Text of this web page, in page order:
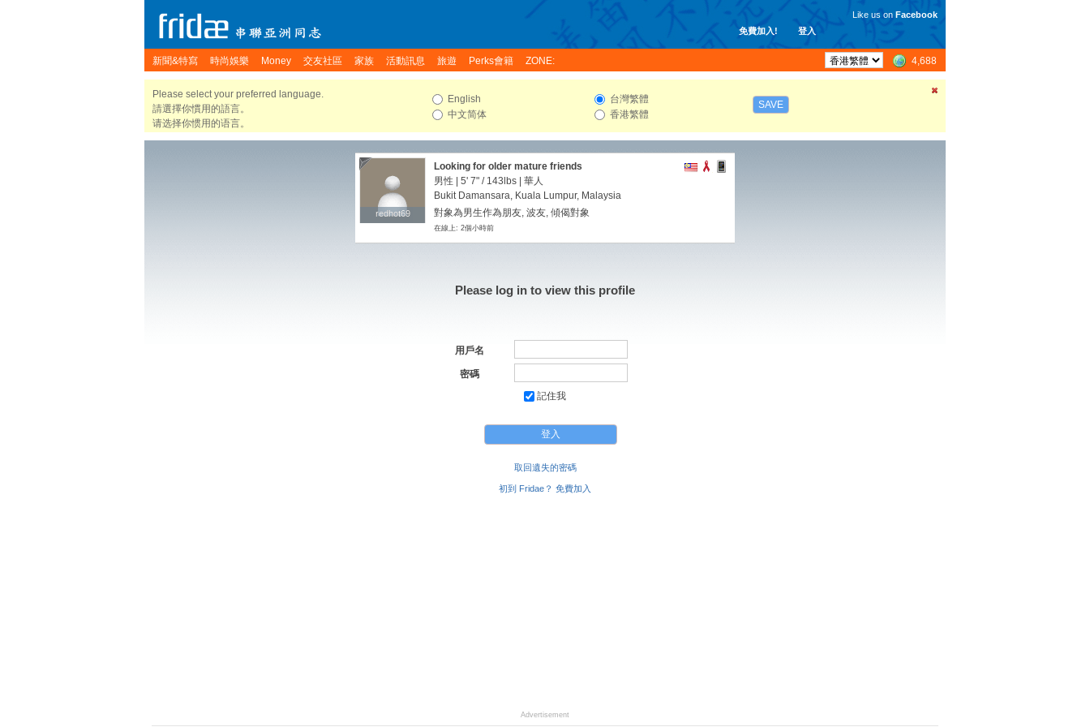
免費加入! 登入
Like us on Facebook
新聞&特寫 時尚娛樂 Money 交友社區 家族 活動訊息 旅遊 Perks會籍 ZONE: 4,688
Please select your preferred language.
請選擇你慣用的語言。
请选择你惯用的语言。
English
中文简体
台灣繁體
香港繁體
SAVE
redhot69
redhot69
Looking for older mature friends
男性 | 5' 7" / 143lbs | 華人
Bukit Damansara, Kuala Lumpur, Malaysia
對象為男生作為朋友, 波友, 傾偈對象
在線上: 2個小時前
Please log in to view this profile
用戶名
密碼
記住我
取回遺失的密碼
初到 Fridae？ 免費加入
Advertisement